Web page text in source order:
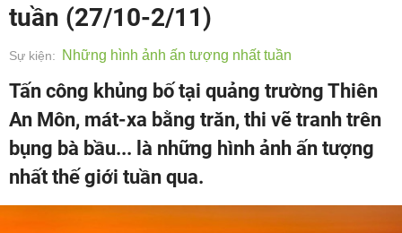
tuần (27/10-2/11)
Sự kiện: Những hình ảnh ấn tượng nhất tuần
Tấn công khủng bố tại quảng trường Thiên
An Môn, mát-xa bằng trăn, thi vẽ tranh trên
bụng bà bầu... là những hình ảnh ấn tượng
nhất thế giới tuần qua.